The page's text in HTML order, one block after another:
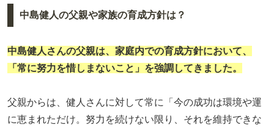
中島健人の父親や家族の育成方針は？
中島健人さんの父親は、家庭内での育成方針において、
「常に努力を惜しまないこと」を強調してきました。
父親からは、健人さんに対して常に「今の成功は環境や運
に恵まれただけ。努力を続けない限り、それを維持できな